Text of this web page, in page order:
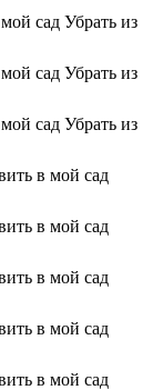
сад Убрать из
сад Убрать из
сад Убрать из
в мой сад
в мой сад
в мой сад
в мой сад
в мой сад